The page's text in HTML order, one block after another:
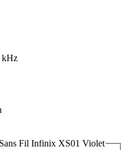
kHz
Fil Infinix XS01 Violet